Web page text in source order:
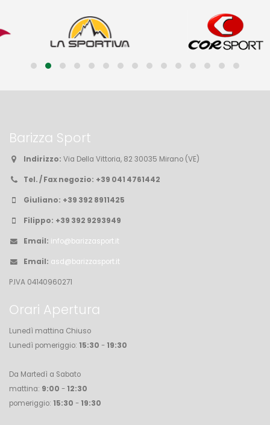
Barizza Sport
Indirizzo: Via Della Vittoria, 82 30035 Mirano (VE)
Tel. / Fax negozio: +39 041 4761442
Giuliano: +39 392 8911425
Filippo: +39 392 9293949
Email: info@barizzasport.it
Email: asd@barizzasport.it
P.IVA 04140960271
Orari Apertura
Lunedì mattina Chiuso
Lunedì pomeriggio: 15:30 - 19:30
Da Martedì a Sabato
mattina: 9:00 - 12:30
pomeriggio: 15:30 - 19:30